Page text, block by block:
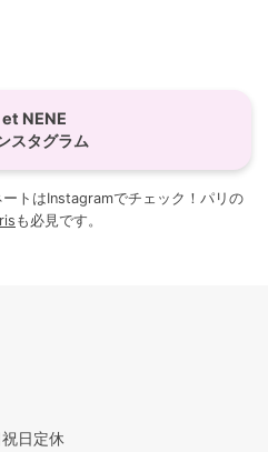
et NENE
スタグラム
トはInstagramでチェック！パリの
も必見です。
日定休